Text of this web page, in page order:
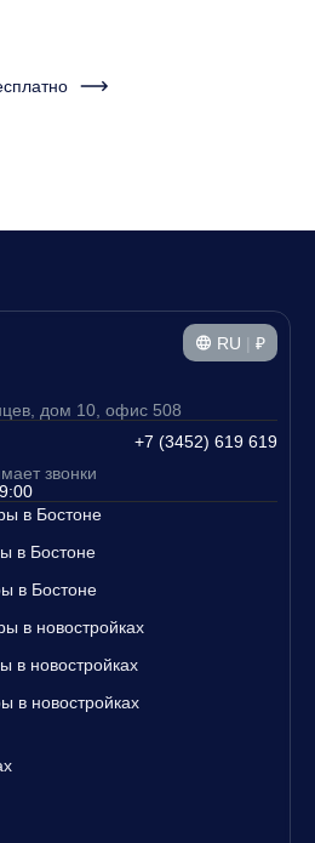
RU | ₽
дом 10, офис 508
+7 (3452) 619 619
звонки
в Бостоне
в Бостоне
в Бостоне
в новостройках
в новостройках
в новостройках